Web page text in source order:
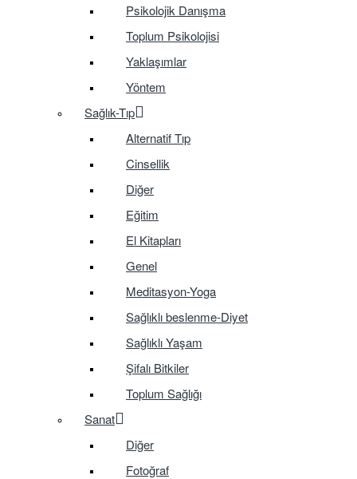
Psikolojik Danışma
Toplum Psikolojisi
Yaklaşımlar
Yöntem
Sağlık-Tıp
Alternatif Tıp
Cinsellik
Diğer
Eğitim
El Kitapları
Genel
Meditasyon-Yoga
Sağlıklı beslenme-Diyet
Sağlıklı Yaşam
Şifalı Bitkiler
Toplum Sağlığı
Sanat
Diğer
Fotoğraf